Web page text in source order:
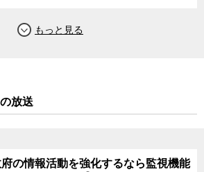
おり、よって議事録などは「不存在」とさ
員会の審議はこれ見よがしに公開され、ネ
わる意思決定を巡る公文書管理や情報公
に満ちている。どれだけ情報公開法を駆使
放送
の情報活動を強化するなら監視機能